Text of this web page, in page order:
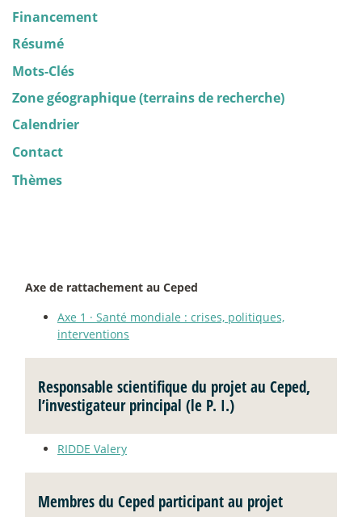
Financement
Résumé
Mots-Clés
Zone géographique (terrains de recherche)
Calendrier
Contact
Thèmes
Axe de rattachement au Ceped
Axe 1 · Santé mondiale : crises, politiques,
interventions
Responsable scientifique du projet au Ceped,
l’investigateur principal (le P. I.)
RIDDE Valery
Membres du Ceped participant au projet